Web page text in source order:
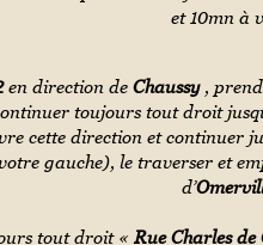
et 10mn à
en direction de Chaussy,
toujours tout droit
cette direction et continuer
gauche), le traverser et
d’
tout droit « Rue Charles de